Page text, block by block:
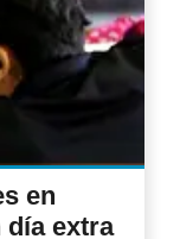
en
día extra